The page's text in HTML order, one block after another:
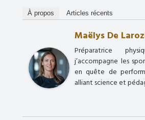
À propos Articles récents
Maëlys De
Préparatrice
j’accompagne les
en quête de
alliant science et